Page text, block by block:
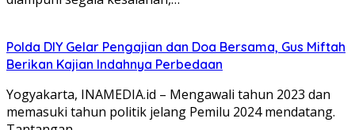
Polda DIY Gelar Pengajian dan Doa Bersama, Gus Miftah
Berikan Kajian Indahnya Perbedaan
Yogyakarta, INAMEDIA.id – Mengawali tahun 2023 dan
memasuki tahun politik jelang Pemilu 2024 mendatang.